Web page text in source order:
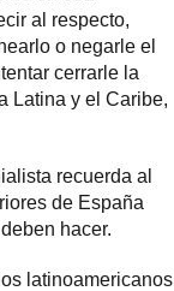
al respecto,
o negarle el
cerrarle la
Latina y el Caribe,
recuerda al
de España
hacer.
latinoamericanos